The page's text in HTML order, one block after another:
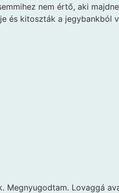
nem értő, aki
és kitoszták a jegybankból
Megnyugodtam. Lovaggá